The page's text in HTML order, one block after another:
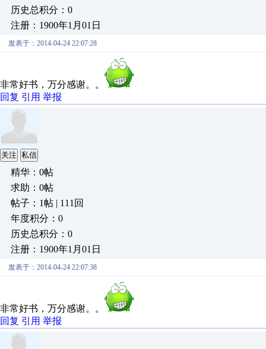
历史总积分：0
注册：1900年1月01日
发表于：2014-04-24 22:07:28
非常好书，万分感谢。。
回复 引用 举报
关注 私信
精华：0帖
求助：0帖
帖子：1帖 | 111回
年度积分：0
历史总积分：0
注册：1900年1月01日
发表于：2014-04-24 22:07:38
非常好书，万分感谢。。
回复 引用 举报